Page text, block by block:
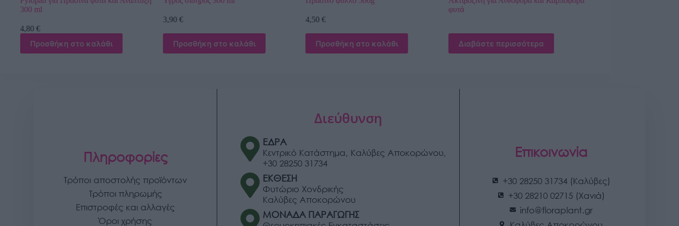
Προσθήκη στο καλάθι
4,50€
Προσθήκη στο καλάθι Διαβάστε περισσότερα
Μεταφυτεύσεις 400 gr
Προσθήκη στο καλάθι
Πληροφορίες
Τρόποι αποστολής προϊόντων
Τρόποι πληρωμής
Επιστροφές και αλλαγές
Όροι χρήσης
Διεύθυνση
ΕΔΡΑ
Κεντρικό Κατάστημα, Καλύβες Αποκορώνου,
+30 28250 31734
ΕΚΘΕΣΗ
Φυτώριο Χονδρικής
Καλύβες Αποκορώνου
ΜΟΝΑΔΑ ΠΑΡΑΓΩΓΗΣ
Επικοινωνία
+30 28250 31734 (Καλύβες)
+30 28210 02715 (Χανιά)
info@floraplant.gr